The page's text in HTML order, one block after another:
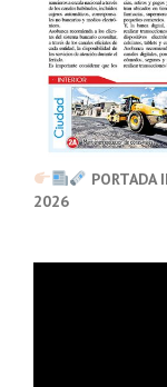
PORTADA
2026